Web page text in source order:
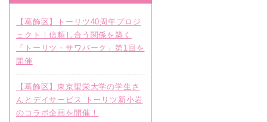
【葛飾区】トーリツ40周年プロジ
ェクト｜信頼し合う関係を築く
「トーリツ・サワパーク」第1回を
開催
【葛飾区】東京聖栄大学の学生さ
んとデイサービス トーリツ新小岩
のコラボ企画を開催！